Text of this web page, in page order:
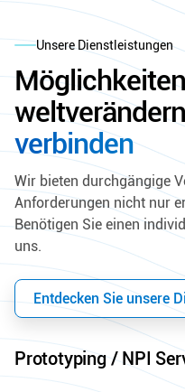
Unsere Dienstleistungen
verbinden
Wir bieten durchgängige
Anforderungen nicht nur
Benötigen Sie einen
uns.
Entdecken Sie unsere
Prototyping / NPI